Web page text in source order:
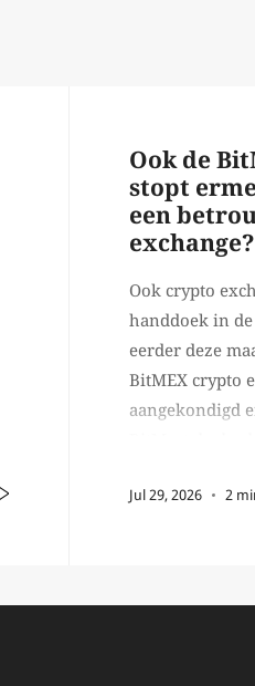
Ook de
stopt
een
exchange?
Ook crypto
handdoek in
eerder deze
BitMEX crypto
aangekondigd
Jul 29, 2026 2